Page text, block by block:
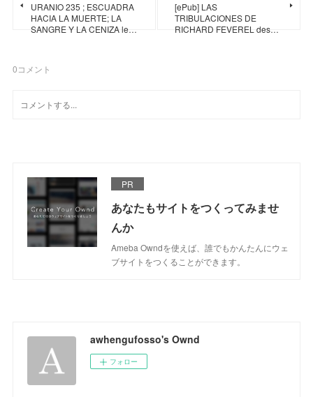
URANIO 235 ; ESCUADRA
HACIA LA MUERTE; LA
SANGRE Y LA CENIZA le…
[ePub] LAS
TRIBULACIONES DE
RICHARD FEVEREL des…
0コメント
PR
あなたもサイトをつくってみませ
んか
Ameba Owndを使えば、誰でもかんたんにウェ
ブサイトをつくることができます。
awhengufosso's Ownd
フォロー